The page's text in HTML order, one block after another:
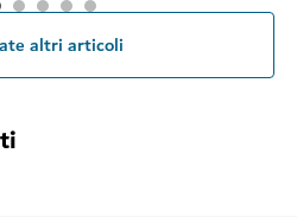
altri articoli